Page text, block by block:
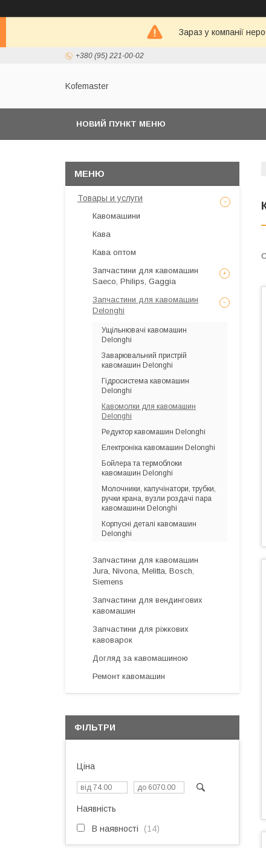
Зараз у компанії
+380 (95) 221-00-02
Kofemaster
НОВИЙ ПУНКТ МЕНЮ
Товары и услуги
Кавомашини
Кава
Кава оптом
Запчастини для кавомашин
Saeco, Philips, Gaggia
Запчастини для кавомашин
Delonghi
Ущільнювачі кавомашин
Delonghi
Заварювальний пристрій
кавомашин Delonghi
Гідросистема кавомашин
Delonghi
Кавомолки для кавомашин
Delonghi
Редуктор кавомашин Delonghi
Електроніка кавомашин Delonghi
Бойлера та термоблоки
кавомашин Delonghi
Молочники, капучінатори, трубки,
ручки крана, вузли роздачі пара
кавомашини Delonghi
Корпусні деталі кавомашин
Delonghi
Запчастини для кавомашин
Jura, Nivona, Melitta, Bosch,
Siemens
Запчастини для вендингових
кавомашин
Запчастини для ріжкових
кавоварок
Догляд за кавомашиною
Ремонт кавомашин
ФІЛЬТРИ
Ціна
Наявність
В наявності 14